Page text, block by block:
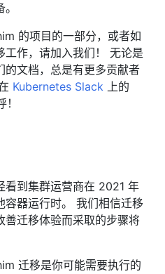
的项目的一部分，或者如
工作，请加入我们！ 无论是
的文档，总是有更多贡献者
Kubernetes Slack 上的
看到集群运营商在 2021 年
容器运行时。 我们相信迁移
善迁移体验而采取的步骤将
迁移是你可能需要执行的